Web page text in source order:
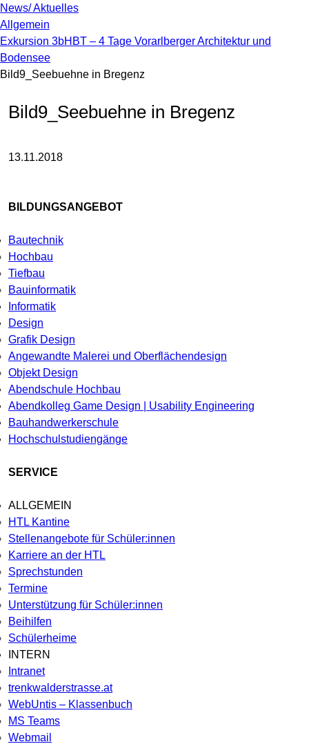
News/ Aktuelles
Allgemein
Exkursion 3bHBT – 4 Tage Vorarlberger Architektur und
Bodensee
Bild9_Seebuehne in Bregenz
Bild9_Seebuehne in Bregenz
13.11.2018
BILDUNGSANGEBOT
Bautechnik
Hochbau
Tiefbau
Bauinformatik
Informatik
Design
Grafik Design
Angewandte Malerei und Oberflächendesign
Objekt Design
Abendschule Hochbau
Abendkolleg Game Design | Usability Engineering
Bauhandwerkerschule
Hochschulstudiengänge
SERVICE
ALLGEMEIN
HTL Kantine
Stellenangebote für Schüler:innen
Karriere an der HTL
Sprechstunden
Termine
Unterstützung für Schüler:innen
Beihilfen
Schülerheime
INTERN
Intranet
trenkwalderstrasse.at
WebUntis – Klassenbuch
MS Teams
Webmail